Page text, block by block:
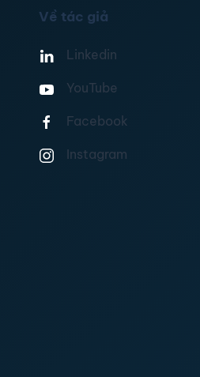
Về tác giả
Linkedin
YouTube
Facebook
Instagram